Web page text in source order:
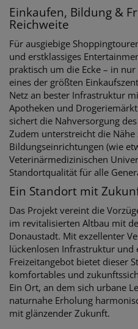
Einkaufen, Bildung &
Reichweite
Für ausgiebige
und erstklassiges
praktisch um die Ecke – in
eines der größten
Netz an bester Infrastruktur
Apotheken und
sichert die Nahversorgung
Zudem unterstreicht die Nähe
Bildungseinrichtungen (wie
Veterinärmedizinischen
Standortqualität für alle
Ein Standort mit
Das Projekt vereint die
im revitalisierten Altbau mit
Donaustadt. Mit exzellenter
lückenlosen Infrastruktur und
Freizeitangebot bietet dieser
komfortables und
Ein Ort, an dem sich urbane
naturnahe Erholung
mit glänzender Zukunft.